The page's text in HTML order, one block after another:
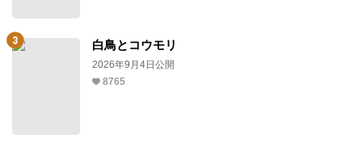
白鳥とコウモリ
2026年9月4日公開
8765